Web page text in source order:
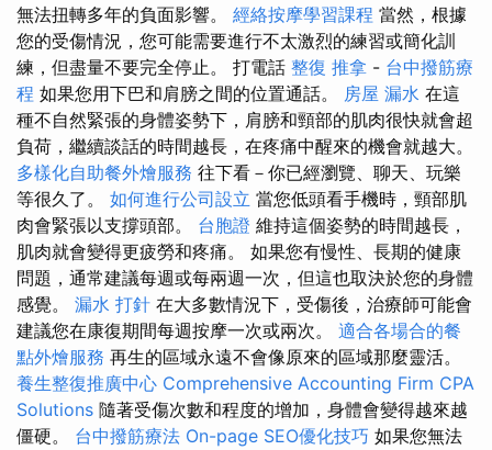
無法扭轉多年的負面影響。 經絡按摩學習課程 當然，根據
您的受傷情況，您可能需要進行不太激烈的練習或簡化訓
練，但盡量不要完全停止。 打電話 整復 推拿 - 台中撥筋療
程 如果您用下巴和肩膀之間的位置通話。 房屋 漏水 在這
種不自然緊張的身體姿勢下，肩膀和頸部的肌肉很快就會超
負荷，繼續談話的時間越長，在疼痛中醒來的機會就越大。
多樣化自助餐外燴服務 往下看－你已經瀏覽、聊天、玩樂
等很久了。 如何進行公司設立 當您低頭看手機時，頸部肌
肉會緊張以支撐頭部。 台胞證 維持這個姿勢的時間越長，
肌肉就會變得更疲勞和疼痛。 如果您有慢性、長期的健康
問題，通常建議每週或每兩週一次，但這也取決於您的身體
感覺。 漏水 打針 在大多數情況下，受傷後，治療師可能會
建議您在康復期間每週按摩一次或兩次。 適合各場合的餐
點外燴服務 再生的區域永遠不會像原來的區域那麼靈活。
養生整復推廣中心 Comprehensive Accounting Firm CPA
Solutions 隨著受傷次數和程度的增加，身體會變得越來越
僵硬。 台中撥筋療法 On-page SEO優化技巧 如果您無法